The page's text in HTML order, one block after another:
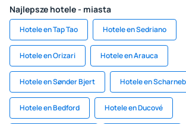
Najlepsze hotele - miasta
Hotele en Tap Tao Hotele en Sedriano
Hotele en Orizari Hotele en Arauca
Hotele en Sønder Bjert Hotele en
Hotele en Bedford Hotele en Ducové